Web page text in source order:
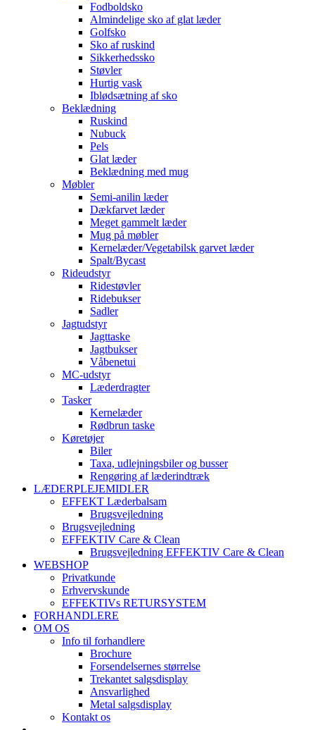
Fodboldsko
Almindelige sko af glat læder
Golfsko
Sko af ruskind
Sikkerhedssko
Støvler
Hurtig vask
Iblødsætning af sko
Beklædning
Ruskind
Nubuck
Pels
Glat læder
Beklædning med mug
Møbler
Semi-anilin læder
Dækfarvet læder
Meget gammelt læder
Mug på møbler
Kernelæder/Vegetabilsk garvet læder
Spalt/Bycast
Rideudstyr
Ridestøvler
Ridebukser
Sadler
Jagtudstyr
Jagttaske
Jagtbukser
Våbenetui
MC-udstyr
Læderdragter
Tasker
Kernelæder
Rødbrun taske
Køretøjer
Biler
Taxa, udlejningsbiler og busser
Rengøring af læderindtræk
LÆDERPLEJEMIDLER
EFFEKT Læderbalsam
Brugsvejledning
Brugsvejledning
EFFEKTIV Care & Clean
Brugsvejledning EFFEKTIV Care & Clean
WEBSHOP
Privatkunde
Erhvervskunde
EFFEKTIVs RETURSYSTEM
FORHANDLERE
OM OS
Info til forhandlere
Brochure
Forsendelsernes størrelse
Trekantet salgsdisplay
Ansvarlighed
Metal salgsdisplay
Kontakt os